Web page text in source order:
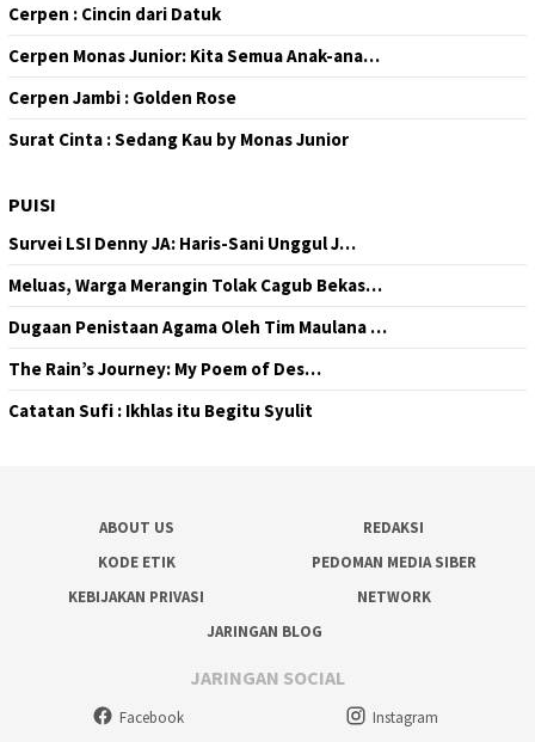
Cerpen : Cincin dari Datuk
Cerpen Monas Junior: Kita Semua Anak-ana…
Cerpen Jambi : Golden Rose
Surat Cinta : Sedang Kau by Monas Junior
PUISI
Survei LSI Denny JA: Haris-Sani Unggul J…
Meluas, Warga Merangin Tolak Cagub Bekas…
Dugaan Penistaan Agama Oleh Tim Maulana …
The Rain’s Journey: My Poem of Des…
Catatan Sufi : Ikhlas itu Begitu Syulit
ABOUT US
REDAKSI
KODE ETIK
PEDOMAN MEDIA SIBER
KEBIJAKAN PRIVASI
NETWORK
JARINGAN BLOG
JARINGAN SOCIAL
Facebook Instagram